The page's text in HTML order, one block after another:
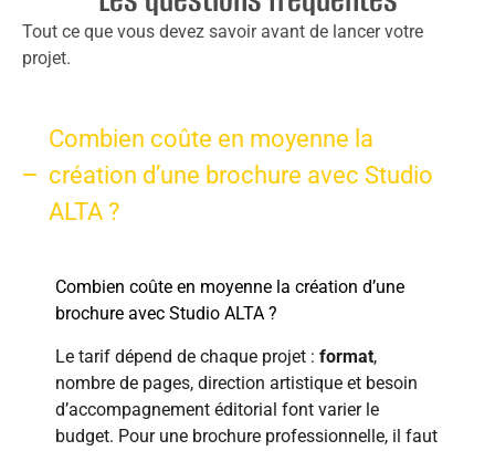
Tout ce que vous devez savoir avant de lancer votre
projet.
Combien coûte en moyenne la
création d’une brochure avec Studio
ALTA ?
Combien coûte en moyenne la création d’une
brochure avec Studio ALTA ?
Le tarif dépend de chaque projet : format,
nombre de pages, direction artistique et besoin
d’accompagnement éditorial font varier le
budget. Pour une brochure professionnelle, il faut